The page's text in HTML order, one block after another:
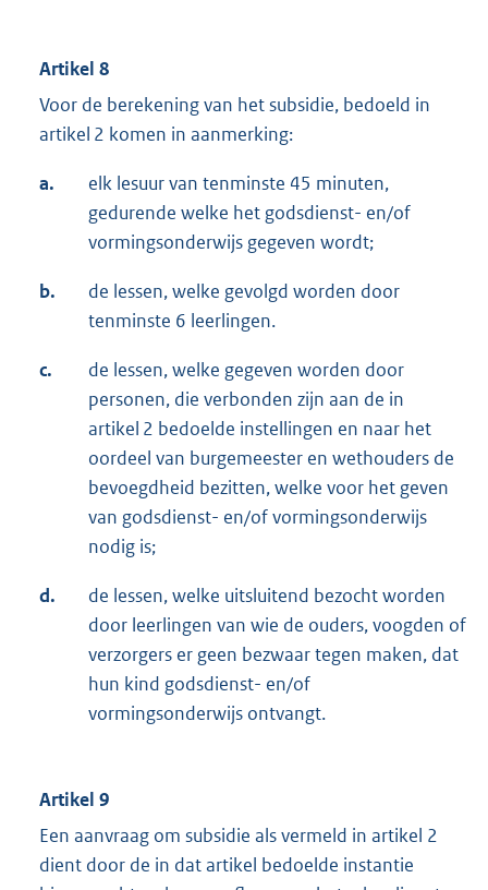
Artikel 8
Voor de berekening van het subsidie, bedoeld in
artikel 2 komen in aanmerking:
a.
elk lesuur van tenminste 45 minuten,
gedurende welke het godsdienst- en/of
vormingsonderwijs gegeven wordt;
b.
de lessen, welke gevolgd worden door
tenminste 6 leerlingen.
c.
de lessen, welke gegeven worden door
personen, die verbonden zijn aan de in
artikel 2 bedoelde instellingen en naar het
oordeel van burgemeester en wethouders de
bevoegdheid bezitten, welke voor het geven
van godsdienst- en/of vormingsonderwijs
nodig is;
d.
de lessen, welke uitsluitend bezocht worden
door leerlingen van wie de ouders, voogden of
verzorgers er geen bezwaar tegen maken, dat
hun kind godsdienst- en/of
vormingsonderwijs ontvangt.
Artikel 9
Een aanvraag om subsidie als vermeld in artikel 2
dient door de in dat artikel bedoelde instantie